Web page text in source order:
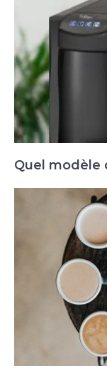
Quel modèle